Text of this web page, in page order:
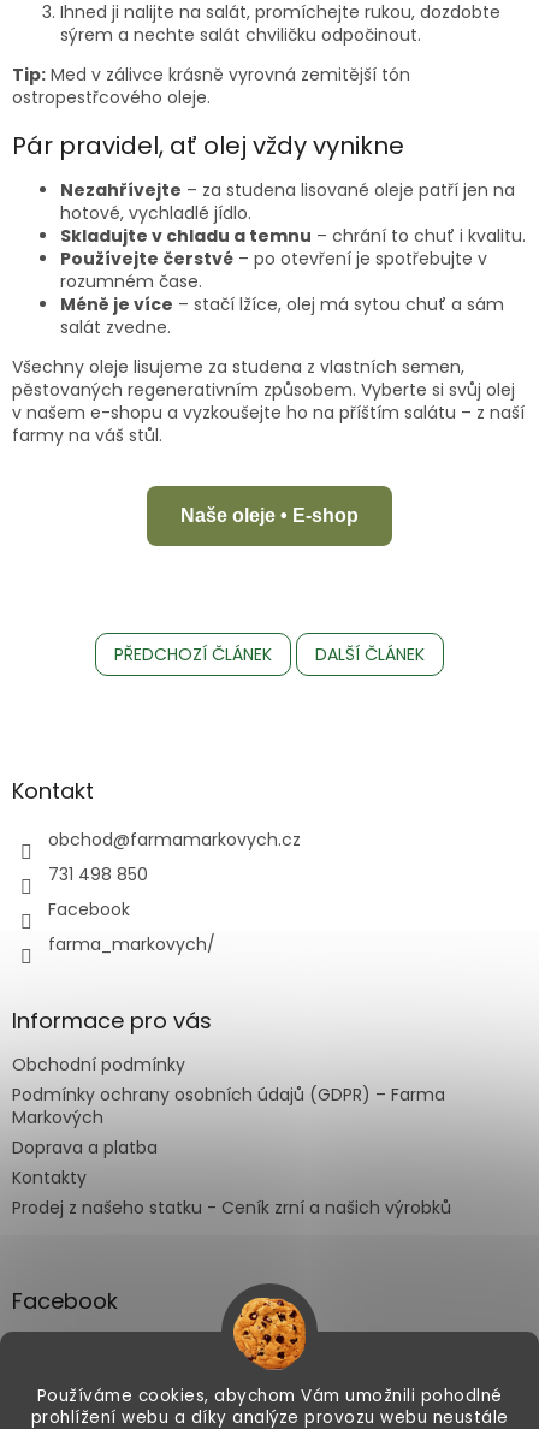
Používáme cookies, abychom Vám umožnili pohodlné
prohlížení webu a díky analýze provozu webu neustále
Ihned ji nalijte na salát, promíchejte rukou, dozdobte
sýrem a nechte salát chviličku odpočinout.
Tip: Med v zálivce krásně vyrovná zemitější tón
ostropestřcového oleje.
Pár pravidel, ať olej vždy vynikne
Nezahřívejte – za studena lisované oleje patří jen na
hotové, vychladlé jídlo.
Skladujte v chladu a temnu – chrání to chuť i kvalitu.
Používejte čerstvé – po otevření je spotřebujte v
rozumném čase.
Méně je více – stačí lžíce, olej má sytou chuť a sám
salát zvedne.
Všechny oleje lisujeme za studena z vlastních semen,
pěstovaných regenerativním způsobem. Vyberte si svůj olej
v našem e-shopu a vyzkoušejte ho na příštím salátu – z naší
farmy na váš stůl.
Naše oleje • E-shop
PŘEDCHOZÍ ČLÁNEK DALŠÍ ČLÁNEK
aKontakt
obchod@farmamarkovych.cz
731 498 850
Facebook
farma_markovych/
Informace pro vás
Obchodní podmínky
Podmínky ochrany osobních údajů (GDPR) – Farma
Markových
Doprava a platba
Kontakty
Prodej z našeho statku - Ceník zrní a našich výrobků
Facebook